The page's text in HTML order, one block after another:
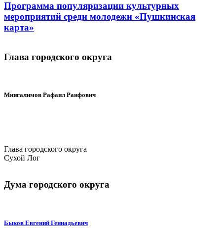
Программа популяризации культурных
мероприятий среди молодежи «Пушкинская
карта»
Глава городского округа
Мингалимов Рафаил Раифович
Глава городского округа
Сухой Лог
Дума городского округа
Быков Евгений Геннадьевич